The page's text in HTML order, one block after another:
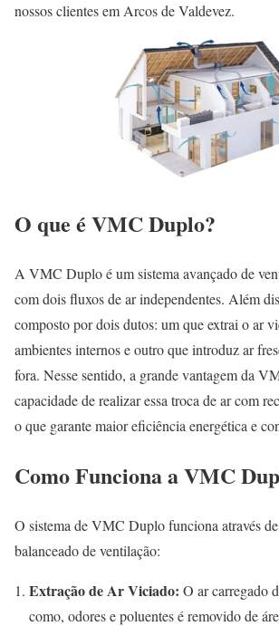
nossos clientes em Arcos de Valdevez.
O que é VMC Duplo?
A VMC Duplo é um sistema avançado de
com dois fluxos de ar independentes. Além
composto por dois dutos: um que extrai o ar
ambientes internos e outro que introduz ar
fora. Nesse sentido, a grande vantagem da
capacidade de realizar essa troca de ar com
o que garante maior eficiência energética e
Como Funciona a VMC
O sistema de VMC Duplo funciona através
balanceado de ventilação:
Extração de Ar Viciado: O ar carregado
como, odores e poluentes é removido de